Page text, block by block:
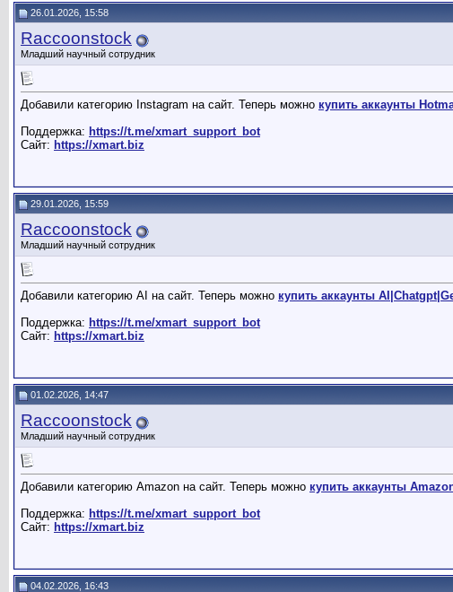
26.01.2026, 15:58
Raccoonstock
Младший научный сотрудник
Добавили категорию Instagram на сайт. Теперь можно купить аккаунты
Поддержка: https://t.me/xmart_support_bot
Сайт: https://xmart.biz
29.01.2026, 15:59
Raccoonstock
Младший научный сотрудник
Добавили категорию AI на сайт. Теперь можно купить аккаунты
Поддержка: https://t.me/xmart_support_bot
Сайт: https://xmart.biz
01.02.2026, 14:47
Raccoonstock
Младший научный сотрудник
Добавили категорию Amazon на сайт. Теперь можно купить аккаунты
Поддержка: https://t.me/xmart_support_bot
Сайт: https://xmart.biz
04.02.2026, 16:43